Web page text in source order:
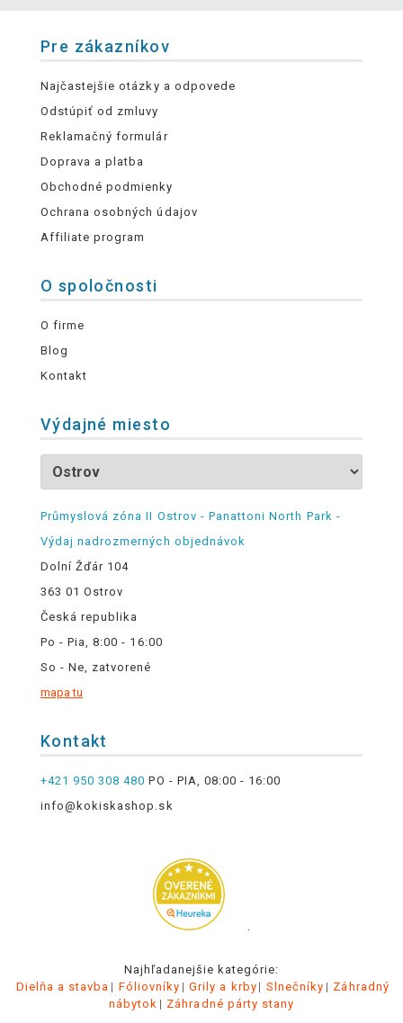
Pre zákazníkov
Najčastejšie otázky a odpovede
Odstúpiť od zmluvy
Reklamačný formulár
Doprava a platba
Obchodné podmienky
Ochrana osobných údajov
Affiliate program
O spoločnosti
O firme
Blog
Kontakt
Výdajné miesto
Průmyslová zóna II Ostrov - Panattoni North Park -
Výdaj nadrozmerných objednávok
Dolní Žďár 104
363 01 Ostrov
Česká republika
Po - Pia, 8:00 - 16:00
So - Ne, zatvorené
mapa tu
Kontakt
+421 950 308 480 PO - PIA, 08:00 - 16:00
info@kokiskashop.sk
.
Najhľadanejšie kategórie:
Dielňa a stavba
Fóliovníky Grily a krby Slnečníky
Záhradný
nábytok
Záhradné párty stany